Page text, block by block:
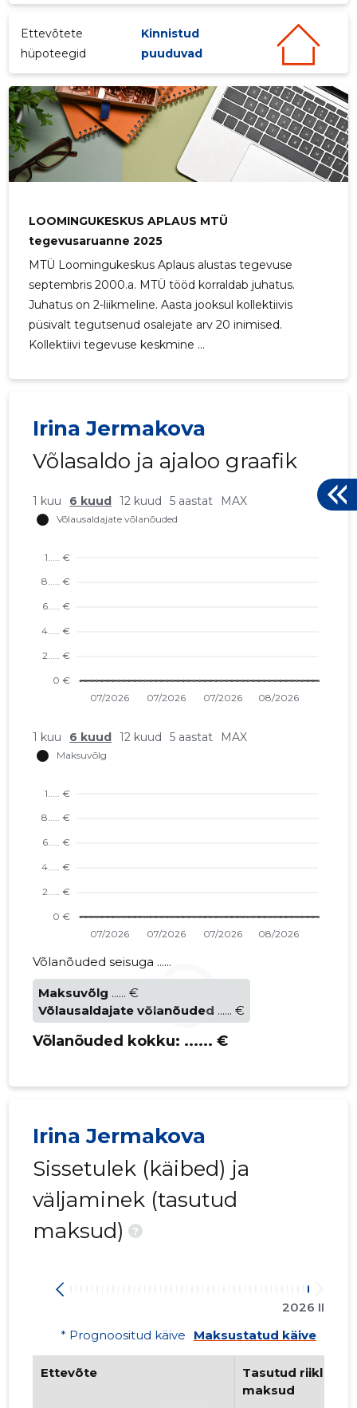
Ettevõtete
hüpoteegid
Kinnistud
puuduvad
LOOMINGUKESKUS APLAUS MTÜ
tegevusaruanne 2025
MTÜ Loomingukeskus Aplaus alustas tegevuse
septembris 2000.a. MTÜ tööd korraldab juhatus.
Juhatus on 2-liikmeline. Aasta jooksul kollektiivis
püsivalt tegutsenud osalejate arv 20 inimised.
Kollektiivi tegevuse keskmine ...
Irina Jermakova
Võlasaldo ja ajaloo graafik
1 kuu 6 kuud 12 kuud 5 aastat MAX
1 kuu 6 kuud 12 kuud 5 aastat MAX
Võlanõuded seisuga ......
Maksuvõlg ...... €
Võlausaldajate võlanõuded ...... €
Võlanõuded kokku: ...... €
Irina Jermakova
Sissetulek (käibed) ja
väljaminek (tasutud
maksud)
?
2026 II
* Prognoositud käive
Maksustatud käive
Ettevõte
Tasutud riiklikud
maksud